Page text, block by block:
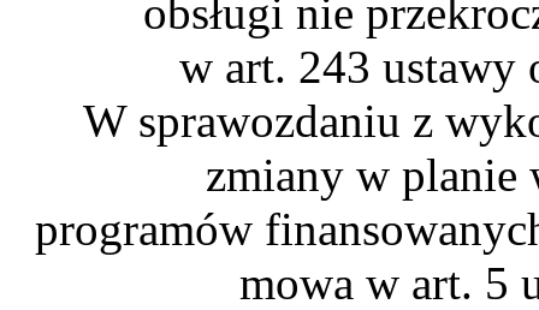
obsługi nie
w art. 243 ustawy
W sprawozdaniu z
zmiany w planie
programów
mowa w art. 5